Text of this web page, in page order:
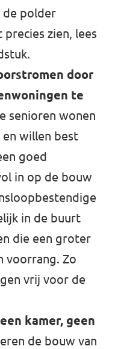
de polder
zien, lees
door
te
senioren wonen
en willen best
goed
in op de bouw
in de buurt
die een groter
voorrang. Zo
vrij voor de
kamer, geen
de bouw van